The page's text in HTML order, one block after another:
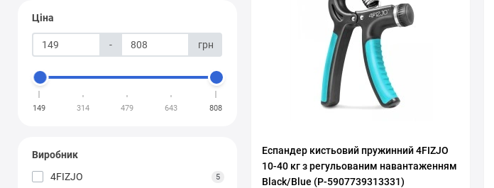
Ціна
- грн
149 314 479 643 808
Виробник
4FIZJO
5
Еспандер кистьовий пружинний 4FIZJO
10-40 кг з регульованим навантаженням
Black/Blue (P-5907739313331)